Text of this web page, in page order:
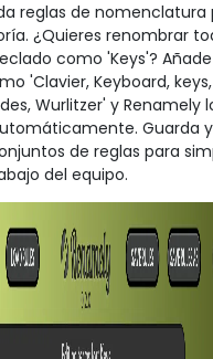
reglas de nomenclatura
¿Quieres renombrar
como 'Keys'? Añade
'Clavier, Keyboard, keys,
Wurlitzer' y Renamely
Guarda y
de reglas para
del equipo.